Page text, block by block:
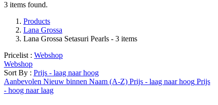
3 items found.
Products
Lana Grossa
Lana Grossa Setasuri Pearls - 3 items
Pricelist : Webshop
Webshop
Sort By : Prijs - laag naar hoog
Aanbevolen Nieuw binnen Naam (A-Z) Prijs - laag naar hoog Prijs
- hoog naar laag